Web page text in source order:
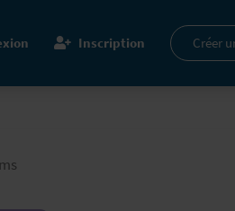
Inscription Créer